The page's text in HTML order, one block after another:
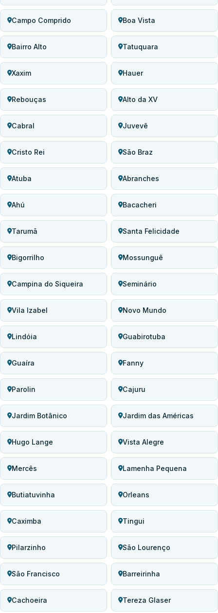
Campo Comprido Boa Vista
Bairro Alto Tatuquara
Xaxim Hauer
Rebouças Alto da XV
Cabral Juvevê
Cristo Rei São Braz
Atuba Abranches
Ahú Bacacheri
Tarumã Santa Felicidade
Bigorrilho Mossunguê
Campina do Siqueira Seminário
Vila Izabel Novo Mundo
Lindóia Guabirotuba
Guaíra Fanny
Parolin Cajuru
Jardim Botânico Jardim das Américas
Hugo Lange Vista Alegre
Mercês Lamenha Pequena
Butiatuvinha Orleans
Caximba Tingui
Pilarzinho São Lourenço
São Francisco Barreirinha
Cachoeira Tereza Glaser